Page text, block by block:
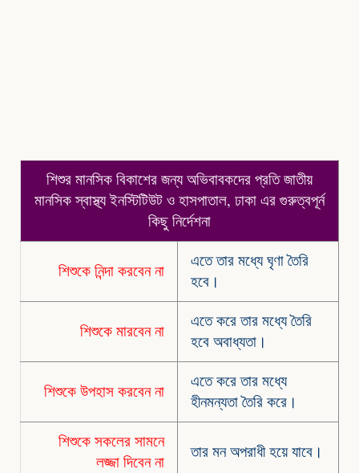
শিশুর মানসিক বিকাশের জন্য অভিবাবকদের প্রতি জাতীয়
মানসিক স্বাস্থ্য ইনস্টিটিউট ও হাসপাতাল, ঢাকা এর গুরুত্বপূর্ন
কিছু নির্দেশনা
শিশুকে নিন্দা করবেন না
এতে তার মধ্যে ঘৃণা তৈরি
হবে।
শিশুকে মারবেন না
এতে করে তার মধ্যে তৈরি
হবে অবাধ্যতা।
শিশুকে উপহাস করবেন না
এতে করে তার মধ্যে
হীনমন্যতা তৈরি করে।
শিশুকে সকলের সামনে
লজ্জা দিবেন না
তার মন অপরাধী হয়ে যাবে।